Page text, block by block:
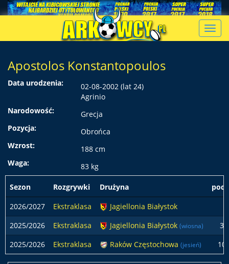
Apostolos Konstantopoulos
Data urodzenia:
02-08-2002 (lat 24)
Agrinio
Narodowość:
Grecja
Pozycja:
Obrońca
Wzrost:
188 cm
Waga:
83 kg
Sezon Rozgrywki Drużyna
2026/2027
Ekstraklasa
Jagiellonia Białystok
2025/2026
Ekstraklasa Jagiellonia Białystok (wiosna)
3
2025/2026
Ekstraklasa Raków Częstochowa (jesień) 10